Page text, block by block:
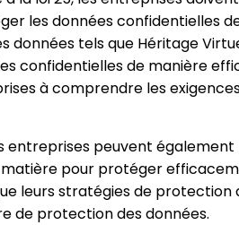
les données confidentielles
données tels que Héritage
confidentielles de manière
à comprendre les
entreprises peuvent
pour protéger
leurs stratégies de protection
de protection des données.